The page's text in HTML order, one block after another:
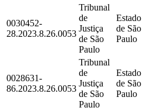
0030452-
28.2023.8.26.0053
Tribunal
de
Justiça
de São
Paulo
Estado
de São
Paulo
0028631-
86.2023.8.26.0053
Tribunal
de
Justiça
de São
Paulo
Estado
de São
Paulo